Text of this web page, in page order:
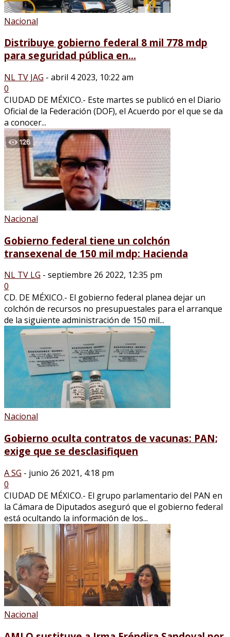
Nacional
Distribuye gobierno federal 8 mil 778 mdp
para seguridad pública en...
NL TV JAG - abril 4 2023, 10:22 am
0
CIUDAD DE MÉXICO.- Este martes se publicó en el Diario
Oficial de la Federación (DOF), el Acuerdo por el que se da
a conocer...
Nacional
Gobierno federal tiene un colchón
transexenal de 150 mil mdp: Hacienda
NL TV LG - septiembre 26 2022, 12:35 pm
0
CD. DE MÉXICO.- El gobierno federal planea dejar un
colchón de recursos no presupuestales para el arranque
de la siguiente administración de 150 mil...
Nacional
Gobierno oculta contratos de vacunas: PAN;
exige que se desclasifiquen
A SG - junio 26 2021, 4:18 pm
0
CIUDAD DE MÉXICO.- El grupo parlamentario del PAN en
la Cámara de Diputados aseguró que el gobierno federal
está ocultando la información de los...
Nacional